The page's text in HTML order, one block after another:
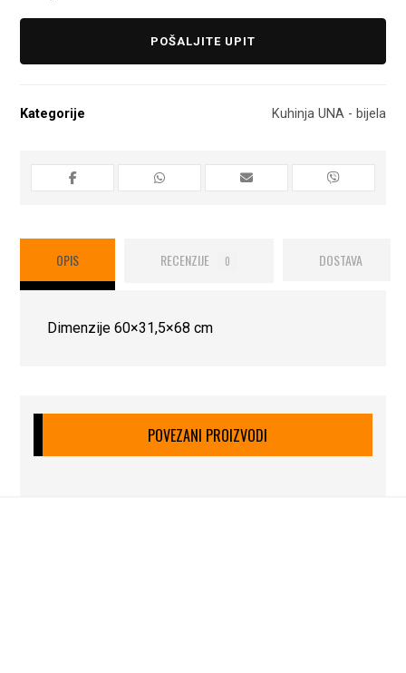
POŠALJITE UPIT
Kategorije Kuhinja UNA - bijela
OPIS RECENZIJE 0 DOSTAVA
Dimenzije 60×31,5×68 cm
POVEZANI PROIZVODI